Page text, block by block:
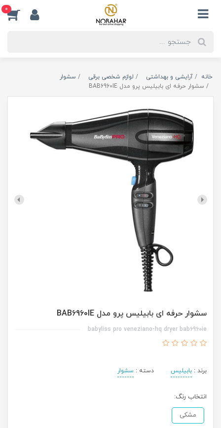
0
خانه آرایشی و بهداشتی لوازم شخصی برقی
سشوار
سشوار حرفه ای بابیلیس پرو مدل BAB6960IE
سشوار حرفه ای بابیلیس پرو مدل BAB6960IE
babyliss pro veneziano-hq dryer bab6960ie
برند : بابیلیس دسته : سشوار
انتخاب رنگ:
مشکی